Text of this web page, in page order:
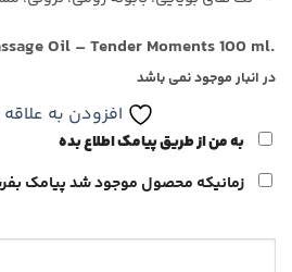
Oil – Tender Moments 100 ml.
در انبار موجود نمی باشد
افزودن به
به من از طریق پیامک اطلاع بده
زمانیکه محصول موجود شد پیامک